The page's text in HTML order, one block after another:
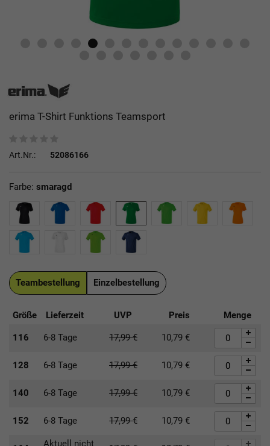
erima T-Shirt Funktions Teamsport
Art.Nr.: 52086166
Farbe: smaragd
Teambestellung Einzelbestellung
Größe Lieferzeit UVP Preis Menge
116 6-8 Tage 17,99€ 10,79 €
128 6-8 Tage 17,99€ 10,79 €
140 6-8 Tage 17,99€ 10,79 €
152 6-8 Tage 17,99€ 10,79 €
Aktuell nicht